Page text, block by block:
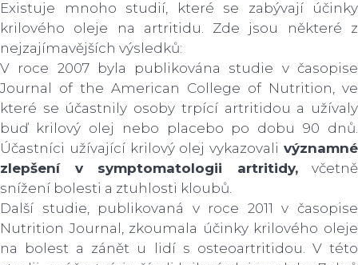
Existuje mnoho studií, které se zabývají účinky
krilového oleje na artritidu. Zde jsou některé z
nejzajímavějších výsledků:
V roce 2007 byla publikována studie v časopise
Journal of the American College of Nutrition, ve
které se účastnily osoby trpící artritidou a užívaly
buď krilový olej nebo placebo po dobu 90 dnů.
Účastníci užívající krilový olej vykazovali významné
zlepšení v symptomatologii artritidy,včetně
snížení bolesti a ztuhlosti kloubů.
Další studie, publikovaná v roce 2011 v časopise
Nutrition Journal, zkoumala účinky krilového oleje
na bolest a zánět u lidí s osteoartritidou. V této